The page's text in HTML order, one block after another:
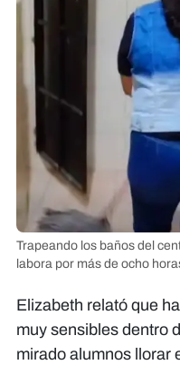
Trapeando los baños del
labora por más de ocho
Elizabeth relató que
muy sensibles dentro
mirado alumnos llorar